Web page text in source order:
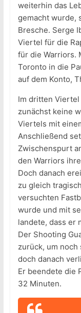
weiterhin das
gemacht wurde,
Bresche. Serge
Viertel für die
für die Warriors.
Toronto in die
auf dem Konto,
Im dritten
zunächst keine
Viertels mit
Anschließend
Zwischenspurt
den Warriors
Doch danach
zu gleich
versuchten
wurde und mit
landete, dass er
Der Shooting
zurück, um
doch danach
Er beendete die
32 Minuten.